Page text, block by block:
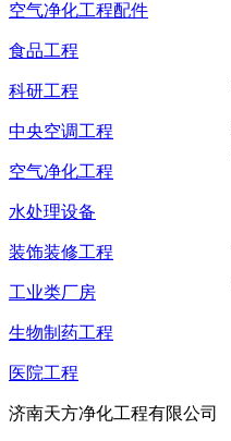
空气净化工程配件
食品工程
科研工程
中央空调工程
空气净化工程
水处理设备
装饰装修工程
工业类厂房
生物制药工程
医院工程
济南天方净化工程有限公司